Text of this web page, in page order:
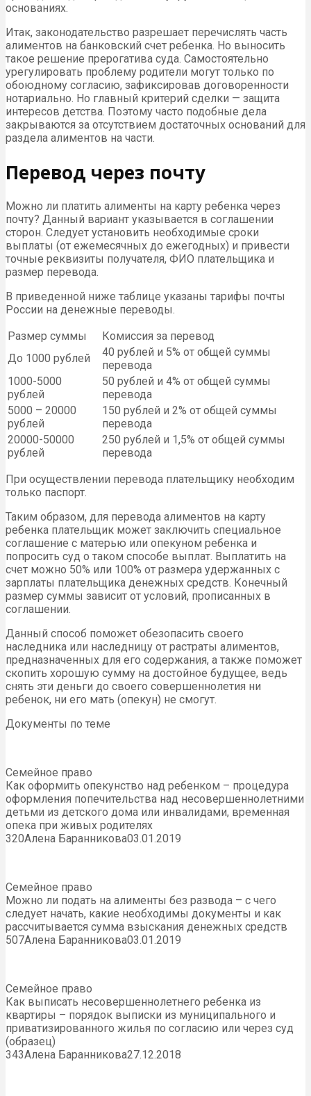
основаниях.
Итак, законодательство разрешает перечислять часть
алиментов на банковский счет ребенка. Но выносить
такое решение прерогатива суда. Самостоятельно
урегулировать проблему родители могут только по
обоюдному согласию, зафиксировав договоренности
нотариально. Но главный критерий сделки — защита
интересов детства. Поэтому часто подобные дела
закрываются за отсутствием достаточных оснований для
раздела алиментов на части.
Перевод через почту
Можно ли платить алименты на карту ребенка через
почту? Данный вариант указывается в соглашении
сторон. Следует установить необходимые сроки
выплаты (от ежемесячных до ежегодных) и привести
точные реквизиты получателя, ФИО плательщика и
размер перевода.
В приведенной ниже таблице указаны тарифы почты
России на денежные переводы.
Размер суммы
Комиссия за перевод
До 1000 рублей
40 рублей и 5% от общей суммы
перевода
1000-5000
рублей
50 рублей и 4% от общей суммы
перевода
5000 – 20000
рублей
150 рублей и 2% от общей суммы
перевода
20000-50000
рублей
250 рублей и 1,5% от общей суммы
перевода
При осуществлении перевода плательщику необходим
только паспорт.
Таким образом, для перевода алиментов на карту
ребенка плательщик может заключить специальное
соглашение с матерью или опекуном ребенка и
попросить суд о таком способе выплат. Выплатить на
счет можно 50% или 100% от размера удержанных с
зарплаты плательщика денежных средств. Конечный
размер суммы зависит от условий, прописанных в
соглашении.
Данный способ поможет обезопасить своего
наследника или наследницу от растраты алиментов,
предназначенных для его содержания, а также поможет
скопить хорошую сумму на достойное будущее, ведь
снять эти деньги до своего совершеннолетия ни
ребенок, ни его мать (опекун) не смогут.
Документы по теме
Семейное право
Как оформить опекунство над ребенком – процедура
оформления попечительства над несовершеннолетними
детьми из детского дома или инвалидами, временная
опека при живых родителях
320Алена Баранникова03.01.2019
Семейное право
Можно ли подать на алименты без развода – с чего
следует начать, какие необходимы документы и как
рассчитывается сумма взыскания денежных средств
507Алена Баранникова03.01.2019
Семейное право
Как выписать несовершеннолетнего ребенка из
квартиры – порядок выписки из муниципального и
приватизированного жилья по согласию или через суд
(образец)
343Алена Баранникова27.12.2018